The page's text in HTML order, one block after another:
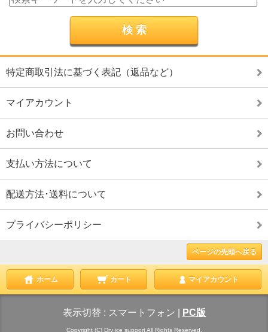
特定商取引法に基づく表記（返品など）
マイアカウント
お問い合わせ
支払い方法について
配送方法･送料について
プライバシーポリシー
ページの先頭へ戻る
ホーム カート マイアカウント
表示切替 : スマートフォン PC版
Copyright (C) Dry ice support All Rights Reserved.